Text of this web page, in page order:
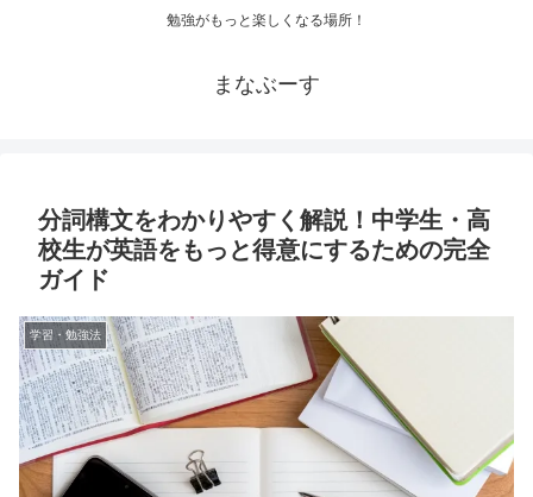
勉強がもっと楽しくなる場所！
まなぶーす
分詞構文をわかりやすく解説！中学生・高
校生が英語をもっと得意にするための完全
ガイド
学習・勉強法